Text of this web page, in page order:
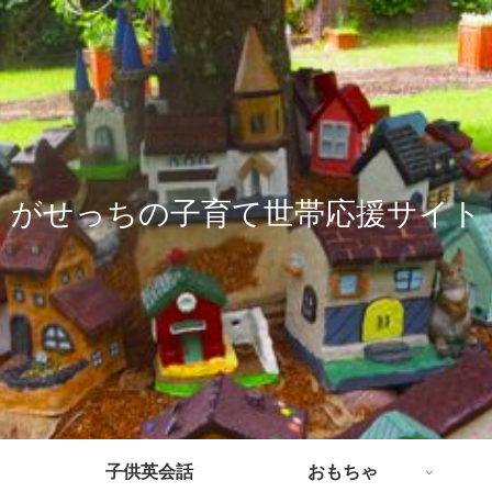
がせっちの子育て世帯応援サイト
子供英会話 おもちゃ